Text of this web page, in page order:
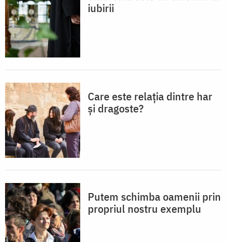
iubirii
Care este relația dintre har
și dragoste?
Putem schimba oamenii prin
propriul nostru exemplu